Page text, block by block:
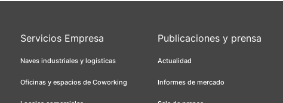
Servicios Empresa
Naves industriales y logísticas
Oficinas y espacios de Coworking
Publicaciones y prensa
Actualidad
Informes de mercado